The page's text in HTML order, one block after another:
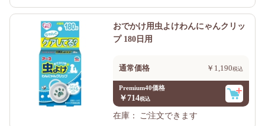
おでかけ用虫よけわんにゃんクリッ
プ 180日用
通常価格 ￥1,190
Premium40価格
￥714
在庫：
ご注文できます